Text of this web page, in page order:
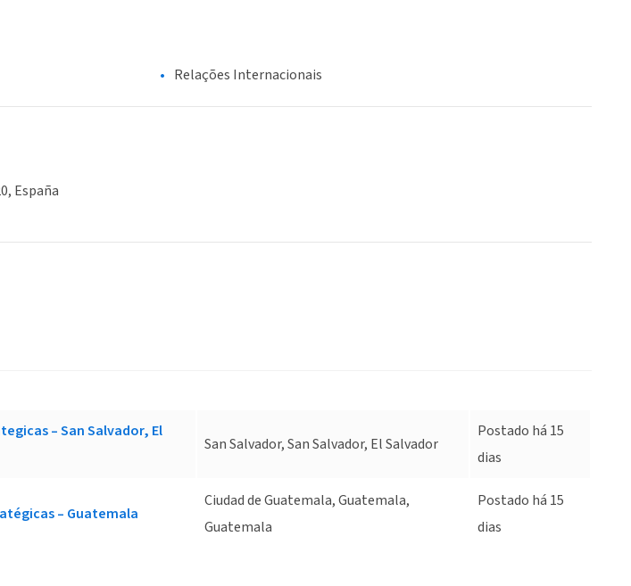
Relações Internacionais
España
– San Salvador, El
San Salvador, San Salvador, El Salvador
Postado há 15
dias
– Guatemala
Ciudad de Guatemala, Guatemala,
Guatemala
Postado há 15
dias